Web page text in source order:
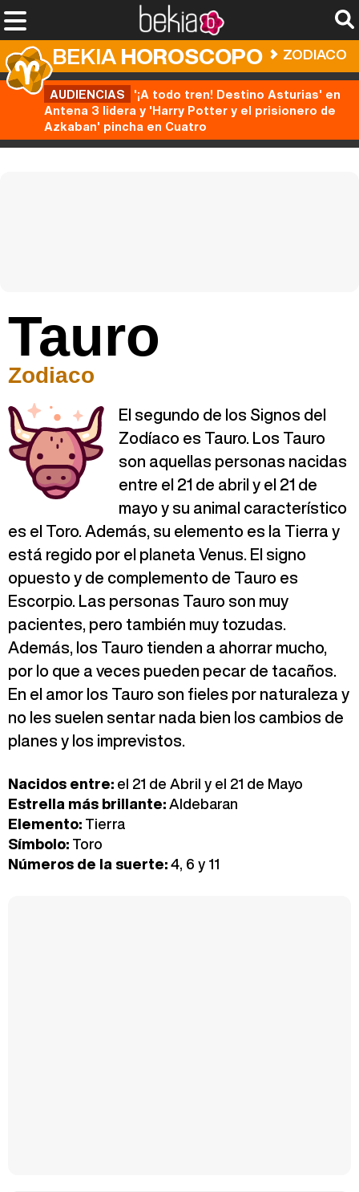
BEKIAHOROSCOPO ZODIACO
AUDIENCIAS '¡A todo tren! Destino Asturias' en
Antena 3 lidera y 'Harry Potter y el prisionero de
Azkaban' pincha en Cuatro
Tauro
Zodiaco
El segundo de los Signos del
Zodíaco es Tauro. Los Tauro
son aquellas personas nacidas
entre el 21 de abril y el 21 de
mayo y su animal característico
es el Toro. Además, su elemento es la Tierra y
está regido por el planeta Venus. El signo
opuesto y de complemento de Tauro es
Escorpio. Las personas Tauro son muy
pacientes, pero también muy tozudas.
Además, los Tauro tienden a ahorrar mucho,
por lo que a veces pueden pecar de tacaños.
En el amor los Tauro son fieles por naturaleza y
no les suelen sentar nada bien los cambios de
planes y los imprevistos.
Nacidos entre:el 21 de Abril y el 21 de Mayo
Estrella más brillante:Aldebaran
Elemento:Tierra
Símbolo:Toro
Números de la suerte:4, 6 y 11